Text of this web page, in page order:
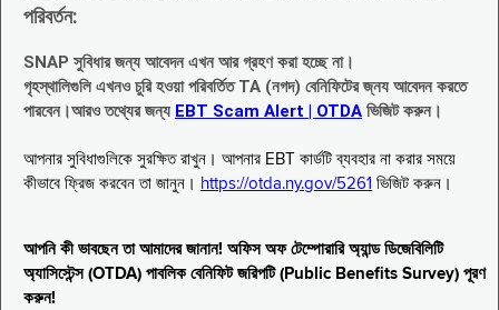
পরিবর্তন:
SNAP সুবিধার জন্য আবেদন এখন আর গ্রহণ করা হচ্ছে না।
গৃহস্থালিগুলি এখনও চুরি হওয়া পরিবর্তিত TA (নগদ) বেনিফিটের জ্নয আবেদন করতে
পারবেন।আরও তথ্যের জন্য EBT Scam Alert | OTDA ভিজিট করুন।
আপনার সুবিধাগুলিকে সুরক্ষিত রাখুন। আপনার EBT কার্ডটি ব্যবহার না করার সময়ে
কীভাবে ফ্রিজ করবেন তা জানুন। https://otda.ny.gov/5261 ভিজিট করুন।
আপনি কী ভাবছেন তা আমাদের জানান! অফিস অফ টেম্পোরারি অ্যান্ড ডিজেবিলিটি
অ্যাসিস্টেন্স (OTDA) পাবলিক বেনিফিট জরিপটি (Public Benefits Survey) পূরণ
করুন!